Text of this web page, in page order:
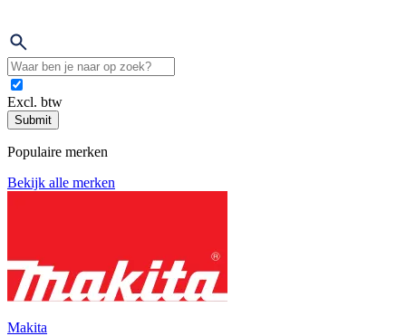
Excl. btw
Submit
Populaire merken
Bekijk alle merken
Makita